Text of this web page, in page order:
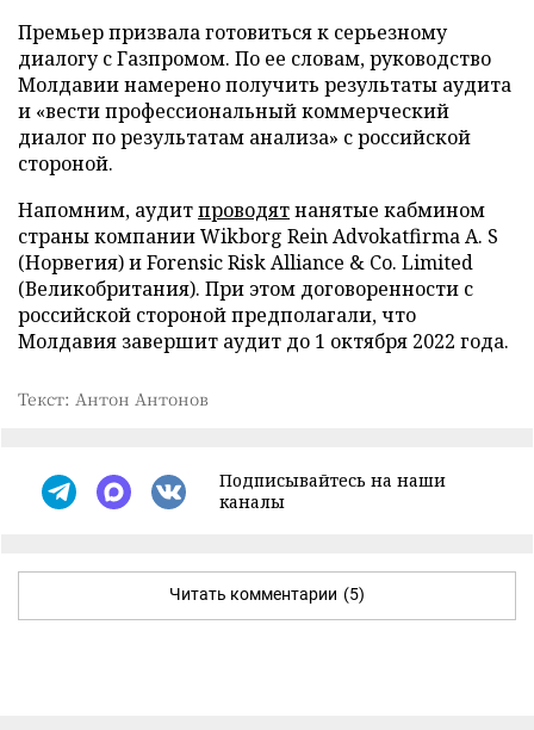
Премьер призвала готовиться к серьезному
диалогу с Газпромом. По ее словам, руководство
Молдавии намерено получить результаты аудита
и «вести профессиональный коммерческий
диалог по результатам анализа» с российской
стороной.
Напомним, аудитпроводятнанятые кабмином
страны компании Wikborg Rein Advokatfirma A. S
(Норвегия) и Forensic Risk Alliance & Co. Limited
(Великобритания). При этом договоренности с
российской стороной предполагали, что
Молдавия завершит аудит до 1 октября 2022 года.
Текст: Антон Антонов
Подписывайтесь на наши
каналы
Читать комментарии (5)